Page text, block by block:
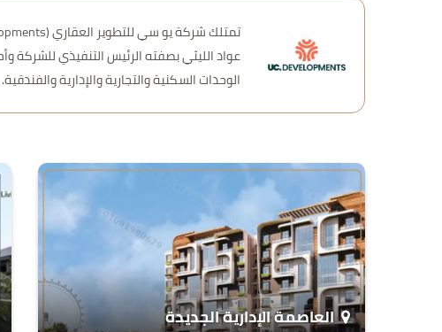
عواد الليثي بصفته الرئيس التنفيذي للشركة
الوحدات السكنية والتجارية والإدارية والفندقية.
العاصمة الإدارية الجديدة